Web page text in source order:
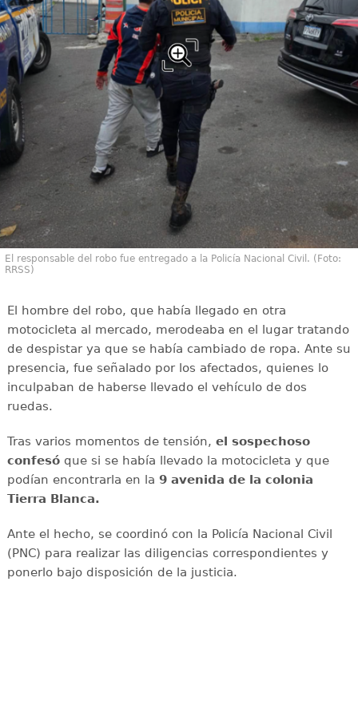
El responsable del robo fue entregado a la Policía Nacional Civil. (Foto:
RRSS)
El hombre del robo, que había llegado en otra
motocicleta al mercado, merodeaba en el lugar tratando
de despistar ya que se había cambiado de ropa. Ante su
presencia, fue señalado por los afectados, quienes lo
inculpaban de haberse llevado el vehículo de dos
ruedas.
Tras varios momentos de tensión, el sospechoso
confesóque si se había llevado la motocicleta y que
podían encontrarla en la 9 avenida de la colonia
Tierra Blanca.
Ante el hecho, se coordinó con la Policía Nacional Civil
(PNC) para realizar las diligencias correspondientes y
ponerlo bajo disposición de la justicia.